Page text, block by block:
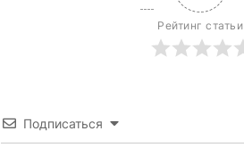
Рейтинг статьи
Подписаться